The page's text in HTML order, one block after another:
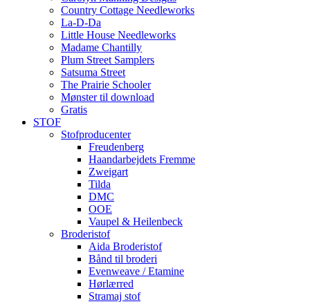
Country Cottage Needleworks
La-D-Da
Little House Needleworks
Madame Chantilly
Plum Street Samplers
Satsuma Street
The Prairie Schooler
Mønster til download
Gratis
STOF
Stofproducenter
Freudenberg
Haandarbejdets Fremme
Zweigart
Tilda
DMC
OOE
Vaupel & Heilenbeck
Broderistof
Aida Broderistof
Bånd til broderi
Evenweave / Etamine
Hørlærred
Stramaj stof